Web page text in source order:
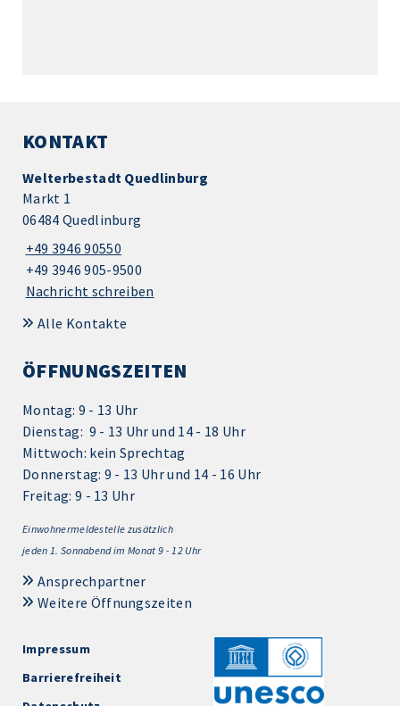
KONTAKT
Welterbestadt Quedlinburg
Markt 1
06484 Quedlinburg
+49 3946 90550
+49 3946 905-9500
Nachricht schreiben
Alle Kontakte
ÖFFNUNGSZEITEN
Montag: 9 - 13 Uhr
Dienstag: 9 - 13 Uhr und 14 - 18 Uhr
Mittwoch: kein Sprechtag
Donnerstag: 9 - 13 Uhr und 14 - 16 Uhr
Freitag: 9 - 13 Uhr
Einwohnermeldestelle zusätzlich
jeden 1. Sonnabend im Monat 9 - 12 Uhr
Ansprechpartner
Weitere Öffnungszeiten
Impressum
Barrierefreiheit